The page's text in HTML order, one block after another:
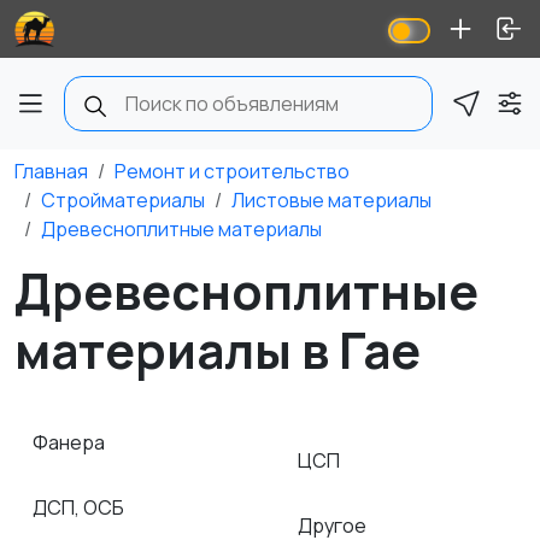
Главная
Ремонт и строительство
Стройматериалы
Листовые материалы
Древесноплитные материалы
Древесноплитные
материалы в Гае
Фанера
ДСП, ОСБ
ЦСП
Другое